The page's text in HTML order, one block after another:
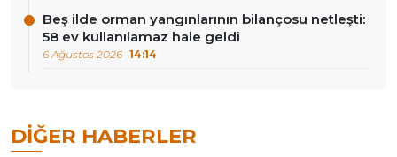
Beş ilde orman yangınlarının bilançosu netleşti:
58 ev kullanılamaz hale geldi
6 Ağustos 2026 14:14
DIĞER HABERLER